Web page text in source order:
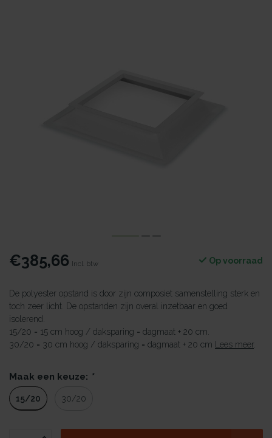
€385,66 Incl. btw Op voorraad
De polyester opstand is door zijn composiet samenstelling sterk en
toch zeer licht. De opstanden zijn overal inzetbaar en goed
isolerend.
15/20 = 15 cm hoog / daksparing = dagmaat + 20 cm.
30/20 = 30 cm hoog / daksparing = dagmaat + 20 cm
Lees meer.
Maak een keuze: *
15/20 30/20